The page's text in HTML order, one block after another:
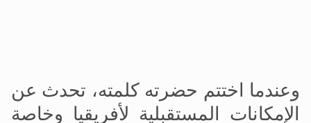
وعندما اختتم حضرته كلمته، تحدث عن
الإمكانات المستقبلية لأفريقيا وخاصة